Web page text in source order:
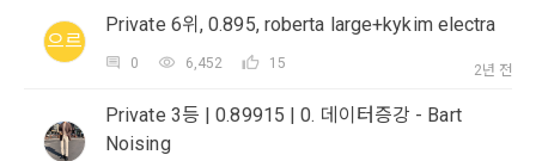
5. “기업회원”이라 함은 “회사”에 대회의 주최를 의뢰하거나, 채
용 의뢰 서비스 등을 이용하기 위해 “회사”와 일정 계약을 한 개
6. “해커톤”이라 함은 “회사”가 “사이트”에 출제한 문제에 “개인
회원”이 AI 코드를 제출하고, “회사”는 이를 평가하여 우수작을
그 무엇보다도, 개인정보와 관련하여 데이콘과 이용자 간의 권
리 및 의무 관계를 규정하여 이용자의 ‘개인정보자기결정권’을
보장하는 수단이 됩니다.
정관리 페이지의 하단 마케팅(대회 진행, 교육 등) 정보 수신 동
의(선택)’에서 철회를 요청할 수 있습니다.
계정관리 페이지의 하단 마케팅(대회 진행, 교육 등) 정보 수신
동의(선택)’에서 동의하실 수 있습니다.
으르
Private 6위, 0.895, roberta large+kykim electra
0 6,452 15 2년 전
Private 3등 | 0.89915 | 0. 데이터증강 - Bart
Noising